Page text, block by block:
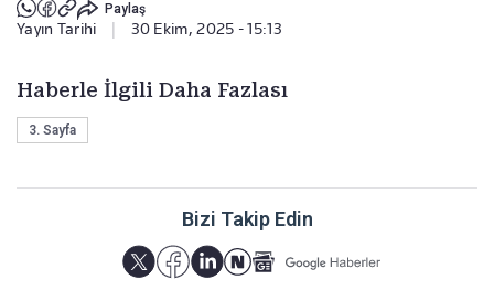
Paylaş
Yayın Tarihi 30 Ekim, 2025 - 15:13
Haberle İlgili Daha Fazlası
3. Sayfa
Bizi Takip Edin